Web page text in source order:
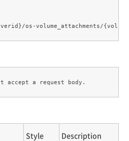
Style Description